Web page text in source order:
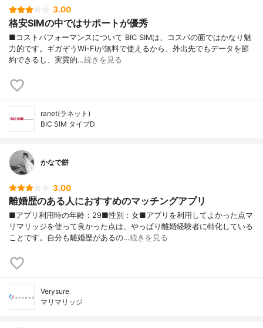
3.00
格安SIMの中ではサポートが優秀
■コストパフォーマンスについて BIC SIMは、コスパの面ではかなり魅
力的です。ギガぞうWi-Fiが無料で使えるから、外出先でもデータを節
約できるし、実質的…続きを見る
ranet(ラネット)
BIC SIM タイプD
かなで餅
3.00
離婚歴のある人におすすめのマッチングアプリ
■アプリ利用時の年齢：29■性別：女■アプリを利用してよかった点マ
リマリッジを使って良かった点は、やっぱり離婚経験者に特化している
ことです。自分も離婚歴があるの…続きを見る
Verysure
マリマリッジ